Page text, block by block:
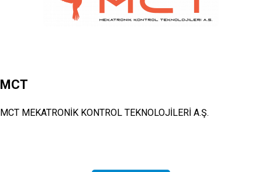
MCT
MCT MEKATRONİK KONTROL TEKNOLOJİLERİ A.Ş.